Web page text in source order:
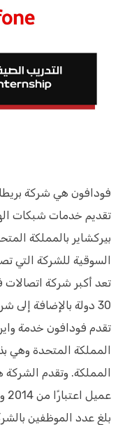
فودافون هي شركة
تقديم خدمات شبكات
بيركشاير بالمملكة
تعد أكبر شركة اتصالات
المملكة المتحدة وهي